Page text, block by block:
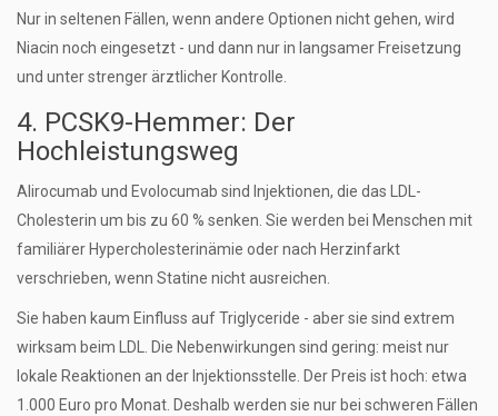
Nur in seltenen Fällen, wenn andere Optionen nicht gehen, wird
Niacin noch eingesetzt - und dann nur in langsamer Freisetzung
und unter strenger ärztlicher Kontrolle.
4. PCSK9-Hemmer: Der
Hochleistungsweg
Alirocumab und Evolocumab sind Injektionen, die das LDL-
Cholesterin um bis zu 60 % senken. Sie werden bei Menschen mit
familiärer Hypercholesterinämie oder nach Herzinfarkt
verschrieben, wenn Statine nicht ausreichen.
Sie haben kaum Einfluss auf Triglyceride - aber sie sind extrem
wirksam beim LDL. Die Nebenwirkungen sind gering: meist nur
lokale Reaktionen an der Injektionsstelle. Der Preis ist hoch: etwa
1.000 Euro pro Monat. Deshalb werden sie nur bei schweren Fällen